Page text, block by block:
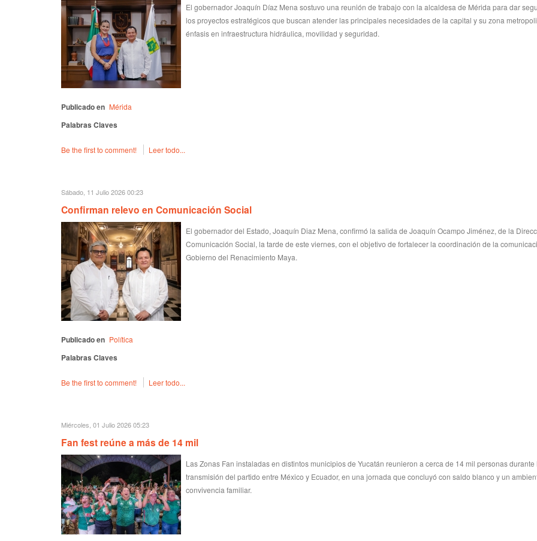
El gobernador Joaquín Díaz Mena sostuvo una reunión de trabajo con la alcaldesa de Mérida para dar
los proyectos estratégicos que buscan atender las principales necesidades de la capital y su zona
énfasis en infraestructura hidráulica, movilidad y seguridad.
Publicado en Mérida
Palabras Claves
Be the first to comment! Leer todo...
Sábado, 11 Julio 2026 00:23
Confirman relevo en Comunicación Social
El gobernador del Estado, Joaquín Diaz Mena, confirmó la salida de Joaquín Ocampo Jiménez, de la
Comunicación Social, la tarde de este viernes, con el objetivo de fortalecer la coordinación de la
Gobierno del Renacimiento Maya.
Publicado en Política
Palabras Claves
Be the first to comment! Leer todo...
Miércoles, 01 Julio 2026 05:23
Fan fest reúne a más de 14 mil
Las Zonas Fan instaladas en distintos municipios de Yucatán reunieron a cerca de 14 mil personas durante
transmisión del partido entre México y Ecuador, en una jornada que concluyó con saldo blanco y un
convivencia familiar.